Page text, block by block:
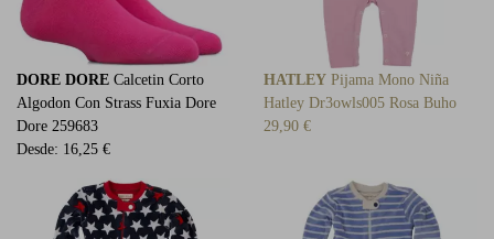
DORE DORE Calcetin Corto
Algodon Con Strass Fuxia Dore
Dore 259683
Desde: 16,25 €
HATLEY Pijama Mono Niña
Hatley Dr3owls005 Rosa Buho
29,90 €